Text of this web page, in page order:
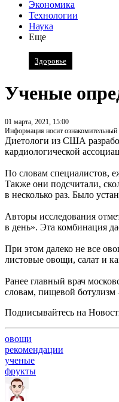
Экономика
Технологии
Наука
Еще
Здоровье
Ученые
01 марта, 2021, 15:00
Информация носит ознакомительный
Диетологи из США
кардиологической
По словам специалистов,
Также они подсчитали,
в несколько раз. Было
Авторы исследования
в день». Эта комбинация
При этом далеко не все
листовые овощи, салат и
Ранее главный врач
словам, пищевой
Подписывайтесь на
овощи
рекомендации
ученые
фрукты